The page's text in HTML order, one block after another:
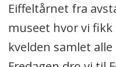
Eiffeltårnet fra
museet hvor vi fikk
kvelden samlet